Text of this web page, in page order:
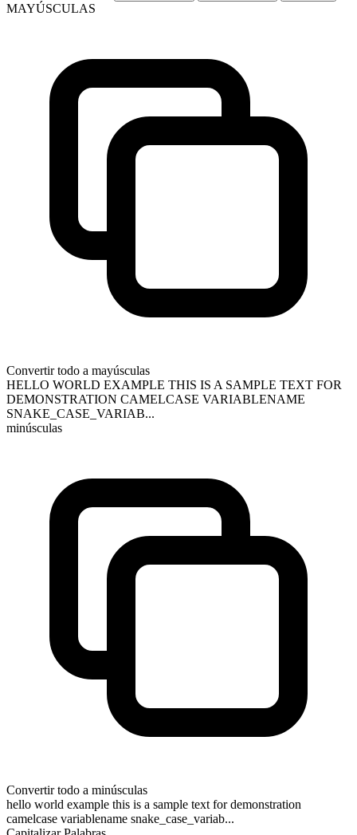
MAYÚSCULAS
Convertir todo a mayúsculas
HELLO WORLD EXAMPLE THIS IS A SAMPLE TEXT FOR
DEMONSTRATION CAMELCASE VARIABLENAME
SNAKE_CASE_VARIAB...
minúsculas
Convertir todo a minúsculas
hello world example this is a sample text for demonstration
camelcase variablename snake_case_variab...